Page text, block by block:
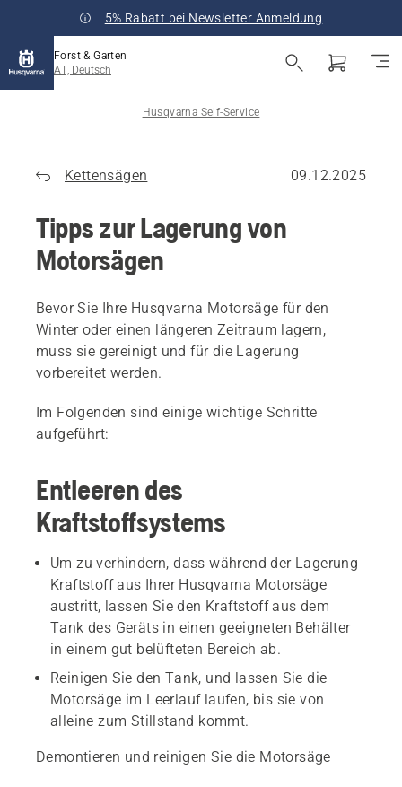
5% Rabatt bei Newsletter Anmeldung
Forst & Garten
AT, Deutsch
Husqvarna Self-Service
Kettensägen 09.12.2025
Tipps zur Lagerung von
Motorsägen
Bevor Sie Ihre Husqvarna Motorsäge für den
Winter oder einen längeren Zeitraum lagern,
muss sie gereinigt und für die Lagerung
vorbereitet werden.
Im Folgenden sind einige wichtige Schritte
aufgeführt:
Entleeren des
Kraftstoffsystems
Um zu verhindern, dass während der Lagerung
Kraftstoff aus Ihrer Husqvarna Motorsäge
austritt, lassen Sie den Kraftstoff aus dem
Tank des Geräts in einen geeigneten Behälter
in einem gut belüfteten Bereich ab.
Reinigen Sie den Tank, und lassen Sie die
Motorsäge im Leerlauf laufen, bis sie von
alleine zum Stillstand kommt.
Demontieren und reinigen Sie die Motorsäge